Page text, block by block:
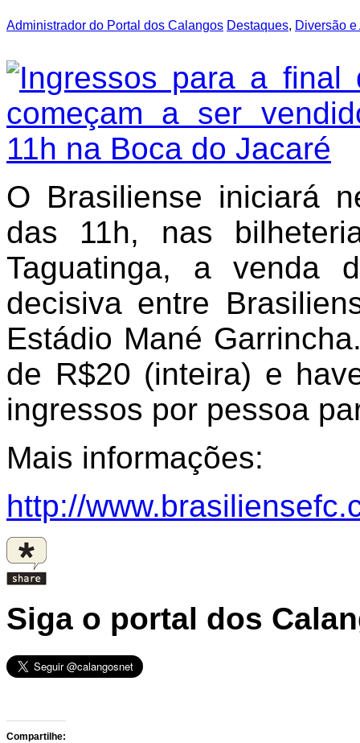
Administrador do Portal dos Calangos Destaques, Diversão e
O Brasiliense iniciará
das 11h, nas
Taguatinga, a venda
decisiva entre
Estádio Mané
de R$20 (inteira) e
ingressos por pessoa
Mais informações:
http://
Siga o portal dos
Compartilhe: